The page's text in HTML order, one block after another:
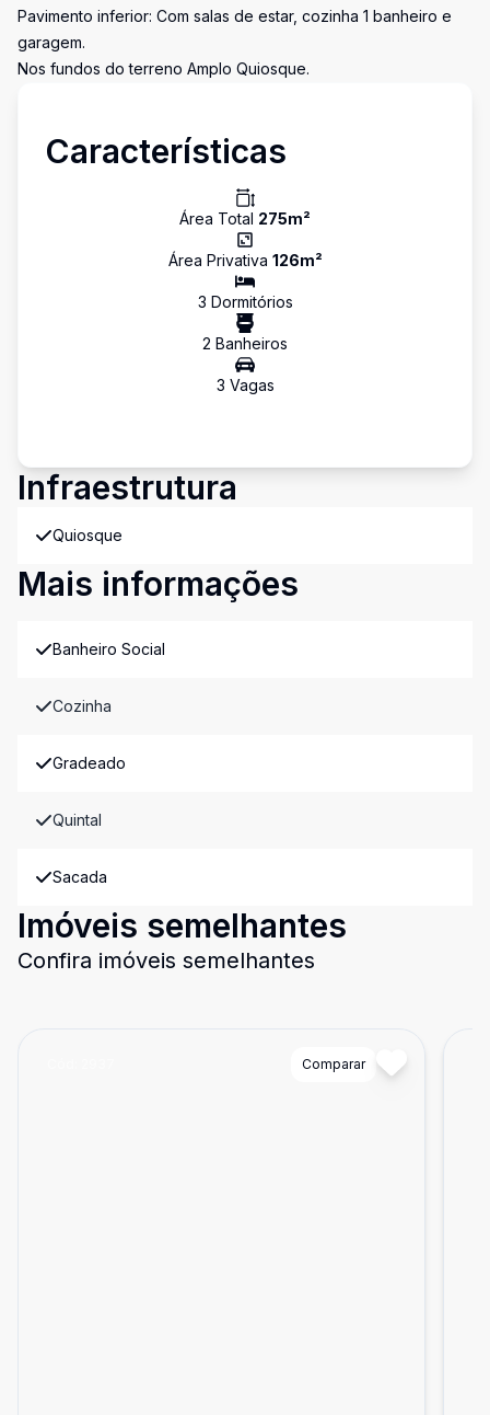
Pavimento inferior: Com salas de estar, cozinha 1 banheiro e
garagem.
Nos fundos do terreno Amplo Quiosque.
Características
Área Total 275m²
Área Privativa 126m²
3 Dormitórios
2 Banheiros
3 Vagas
Infraestrutura
Quiosque
Mais informações
Banheiro Social
Cozinha
Gradeado
Quintal
Sacada
Imóveis semelhantes
Confira imóveis semelhantes
Comparar